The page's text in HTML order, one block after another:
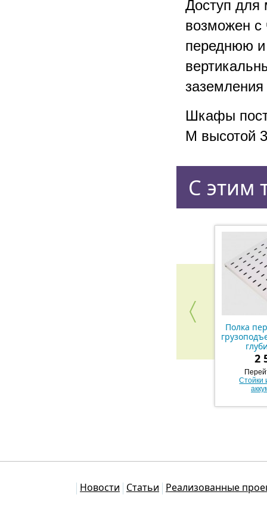
Доступ для
возможен с
переднюю
Шкафы
М высотой
С этим
Полка
2
Стойки
Новости Статьи Реализованные